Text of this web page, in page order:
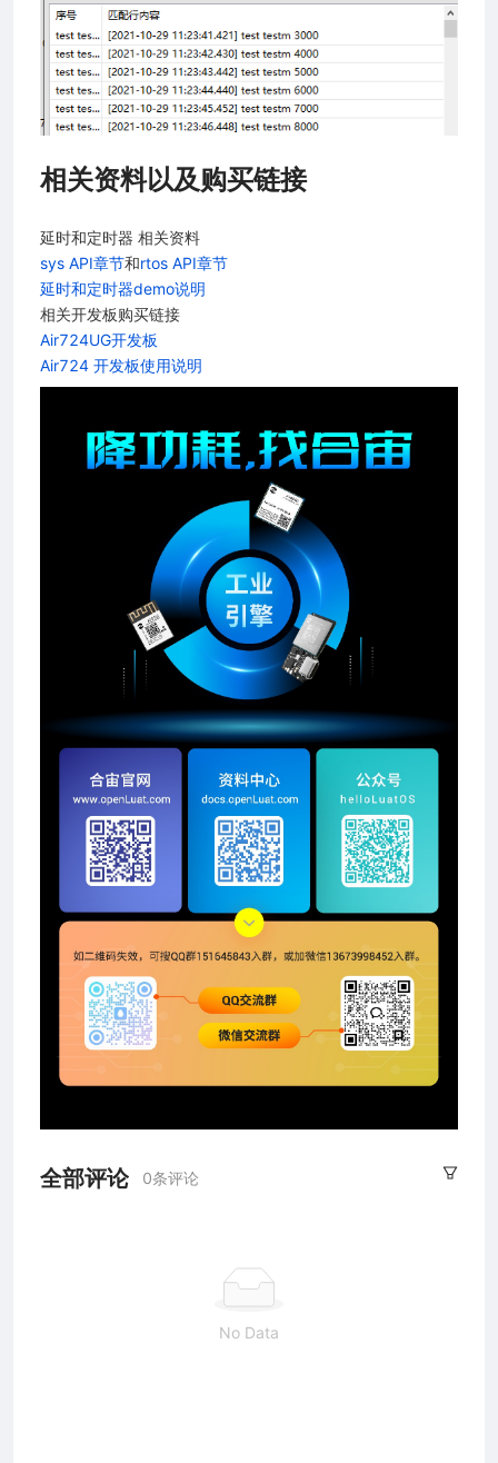
相关资料以及购买链接
延时和定时器 相关资料
sys API章节和rtos API章节
延时和定时器demo说明
相关开发板购买链接
Air724UG开发板
Air724 开发板使用说明
全部评论 0条评论
No Data